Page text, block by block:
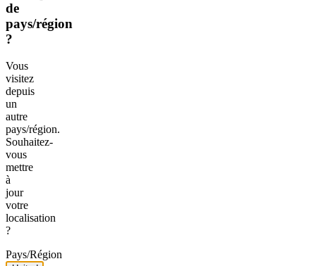
de
pays/région
?
Vous
visitez
depuis
un
autre
pays/région.
Souhaitez-
vous
mettre
à
jour
votre
localisation
?
Pays/Région